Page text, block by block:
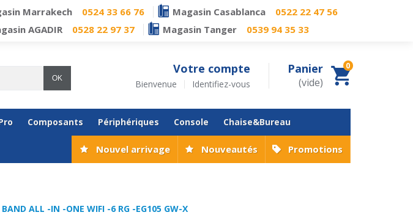
Marrakech 0524 33 66 76 Magasin Casablanca
0522 22 47 56
AGADIR 0528 22 97 37 Magasin Tanger 0539 94 35 33
OK
Panier
(vide)
0
Votre compte
Bienvenue Identifiez-vous
Promotions
Nouveautés
Nouvel arrivage
Composants Périphériques Console Chaise&Bureau
BAND ALL -IN -ONE WIFI -6 RG -EG105 GW-X